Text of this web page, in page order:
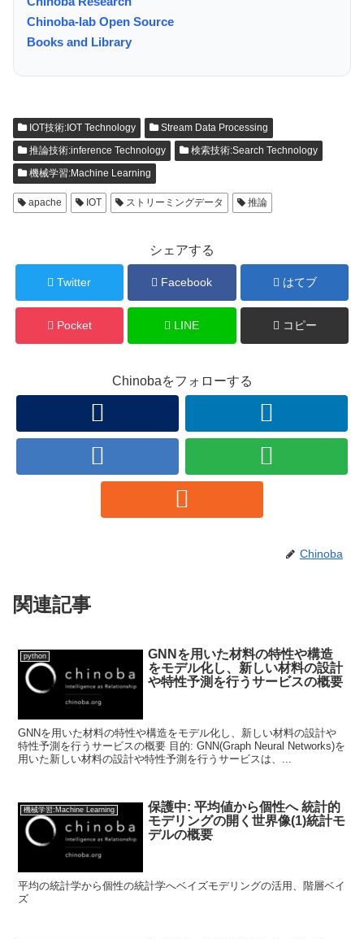
Chinoba-lab Open Source
Books and Library
IOT技術:IOT Technology
Stream Data Processing
推論技術:inference Technology
検索技術:Search Technology
機械学習:Machine Learning
apache IOT ストリーミングデータ 推論
シェアする
Twitter Facebook はてブ
Pocket LINE コピー
Chinobaをフォローする
Chinoba
関連記事
python
GNNを用いた材料の特性や構造
をモデル化し、新しい材料の設計
や特性予測を行うサービスの概要
GNNを用いた材料の特性や構造をモデル化し、新しい材料の設計や
特性予測を行うサービスの概要 目的: GNN(Graph Neural Networks)を
用いた新しい材料の設計や特性予測を行うサービスは、...
機械学習:Machine Learning
保護中: 平均値から個性へ 統計的
モデリングの開く世界像(1)統計モ
デルの概要
平均の統計学から個性の統計学へベイズモデリングの活用、階層ベイ
ズ